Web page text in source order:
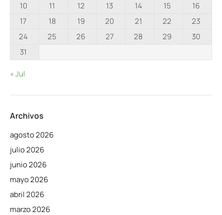
10
11 12 13 14 15
16
17
18 19 20 21 22
23
24
25 26 27 28 29
30
31
« Jul
Archivos
agosto 2026
julio 2026
junio 2026
mayo 2026
abril 2026
marzo 2026